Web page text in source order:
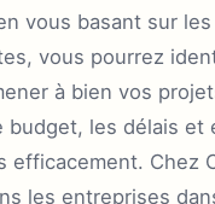
vous basant sur
vous pourrez
à bien vos
budget, les délais et
efficacement. Chez
les entreprises